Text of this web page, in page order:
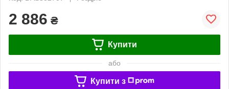
2 886 ₴
Купити
або
Купити з